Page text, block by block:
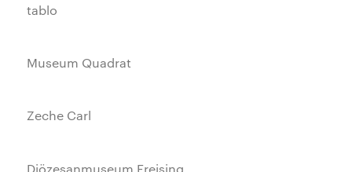
tablo
Museum Quadrat
Zeche Carl
Diözesanmuseum Freising